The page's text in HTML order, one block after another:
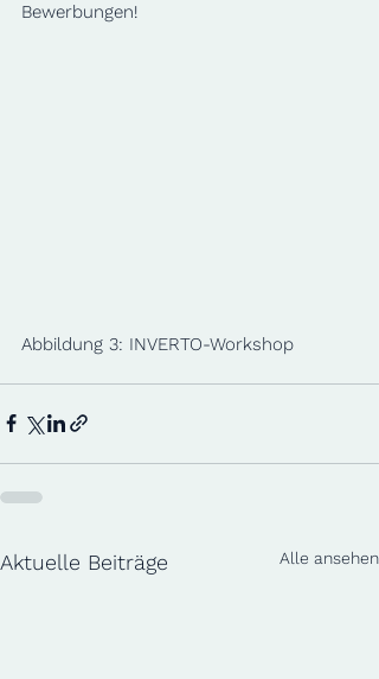
Bewerbungen!
Abbildung 3: INVERTO-Workshop
Aktuelle Beiträge Alle ansehen